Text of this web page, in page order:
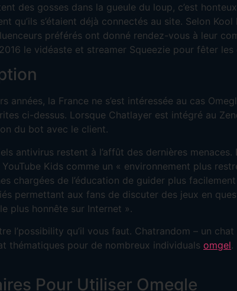
des gosses dans la gueule du loup, c’est
qu’ils s’étaient déjà connectés au site. Selon
préférés ont donné rendez-vous à leur
le vidéaste et streamer Squeezie pour fêter
la France ne s’est intéressée au cas
ci-dessus. Lorsque Chatlayer est intégré au
du bot avec le client.
antivirus restent à l’affût des dernières
Kids comme un « environnement plus
chargées de l’éducation de guider plus
permettant aux fans de discuter des jeux en
plus honnête sur Internet ».
l’possibility qu’il vous faut. Chatrandom – un
thématiques pour de nombreux individuals omgel.
Pour Utiliser Omegle